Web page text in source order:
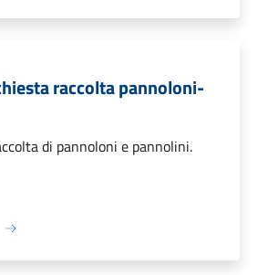
raccolta pannoloni-
di pannoloni e pannolini.